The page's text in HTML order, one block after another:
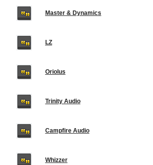
Master & Dynamics
LZ
Oriolus
Trinity Audio
Campfire Audio
Whizzer